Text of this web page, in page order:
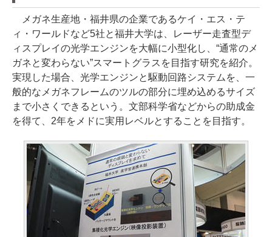
メガネ生産地・福井県の企業であるケイ・エス・テ
ィ・ワールドなど5社と福井大学は、レーザー走査型デ
ィスプレイの光学エンジンを大幅に小型化し、“通常のメ
ガネと変わらない”スマートグラスを目指す研究を紹介。
実現した場合、光学エンジンと駆動回路システムを、一
般的なメガネフレームのツルの部分に埋め込めるサイズ
まで小さくできるという。文部科学省などからの助成金
を得て、2年をメドに実用レベルとすることを目指す。